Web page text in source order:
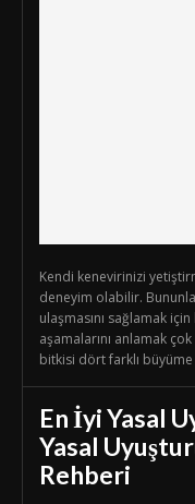
Kendi kenevirinizi
deneyim olabilir.
ulaşmasını sağlamak
aşamalarını anlamak
bitkisi dört farklı büyüme
En İyi Yasal
Yasal
Rehberi